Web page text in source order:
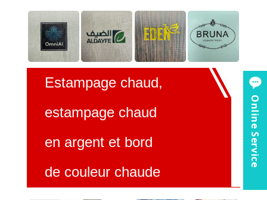
Estampage chaud,
estampage chaud
en argent et bord
de couleur chaude
Online Service